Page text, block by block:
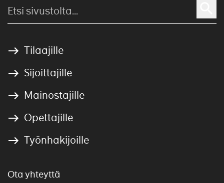
Tilaajille
Sijoittajille
Mainostajille
Opettajille
Työnhakijoille
Ota yhteyttä